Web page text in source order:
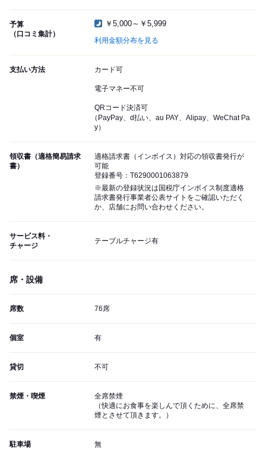
予算
（口コミ集計）
￥5,000～￥5,999
利用金額分布を見る
支払い方法 カード可
電子マネー不可
QRコード決済可
（PayPay、d払い、au PAY、Alipay、WeChat Pa
y）
領収書（適格簡易請求
書）
適格請求書（インボイス）対応の領収書発行が
可能
登録番号：T6290001063879
※最新の登録状況は国税庁インボイス制度適格
請求書発行事業者公表サイトをご確認いただく
か、店舗にお問い合わせください。
サービス料・
チャージ
テーブルチャージ有
席・設備
席数 76席
個室 有
貸切 不可
禁煙・喫煙
全席禁煙
（快適にお食事を楽しんで頂くために、全席禁
煙とさせて頂きます。）
駐車場 無